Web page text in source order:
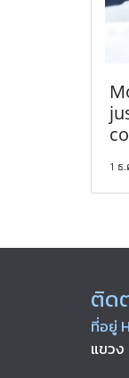
1 ธ.
ติด
ที่อยู่
แขว